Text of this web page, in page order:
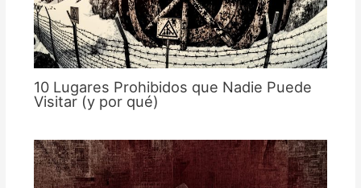
10 Lugares Prohibidos que Nadie Puede
Visitar (y por qué)